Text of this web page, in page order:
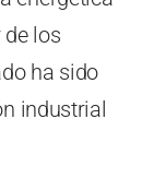
los
ha sido
industrial